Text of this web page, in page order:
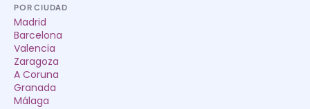
POR CIUDAD
Madrid
Barcelona
Valencia
Zaragoza
A Coruna
Granada
Málaga